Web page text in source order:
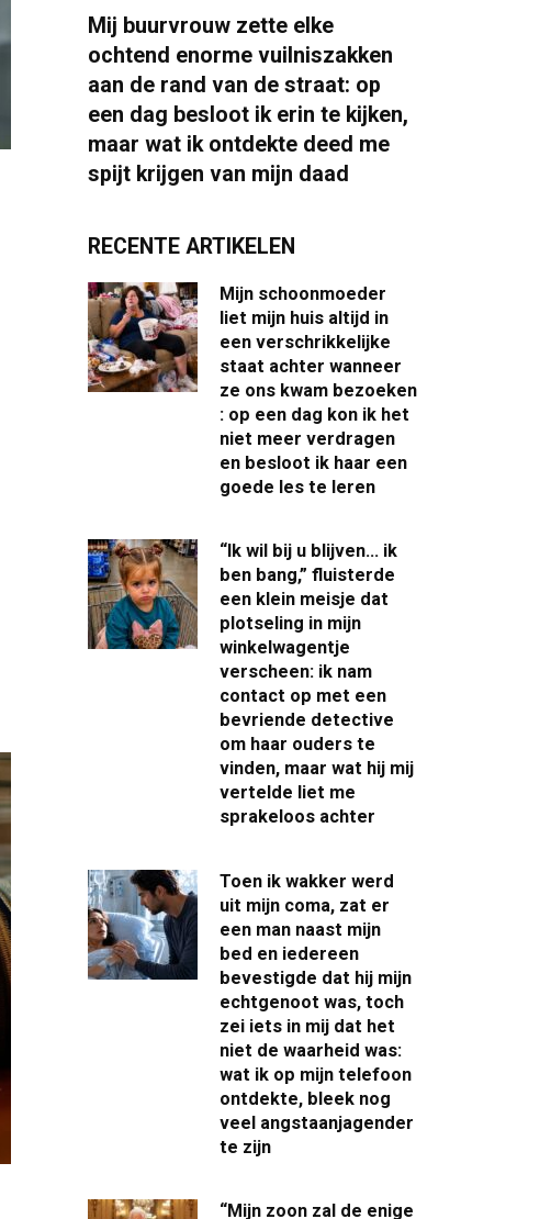
Mij buurvrouw zette elke
ochtend enorme vuilniszakken
aan de rand van de straat: op
een dag besloot ik erin te kijken,
maar wat ik ontdekte deed me
spijt krijgen van mijn daad
RECENTE ARTIKELEN
Mijn schoonmoeder
liet mijn huis altijd in
een verschrikkelijke
staat achter wanneer
ze ons kwam bezoeken
: op een dag kon ik het
niet meer verdragen
en besloot ik haar een
goede les te leren
“Ik wil bij u blijven… ik
ben bang,” fluisterde
een klein meisje dat
plotseling in mijn
winkelwagentje
verscheen: ik nam
contact op met een
bevriende detective
om haar ouders te
vinden, maar wat hij mij
vertelde liet me
sprakeloos achter
Toen ik wakker werd
uit mijn coma, zat er
een man naast mijn
bed en iedereen
bevestigde dat hij mijn
echtgenoot was, toch
zei iets in mij dat het
niet de waarheid was:
wat ik op mijn telefoon
ontdekte, bleek nog
veel angstaanjagender
te zijn
“Mijn zoon zal de enige